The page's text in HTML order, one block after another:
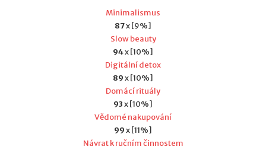
Minimalismus
87x [9%]
Slow beauty
94x [10%]
Digitální detox
89x [10%]
Domácí rituály
93x [10%]
Vědomé nakupování
99x [11%]
Návrat k ručním činnostem